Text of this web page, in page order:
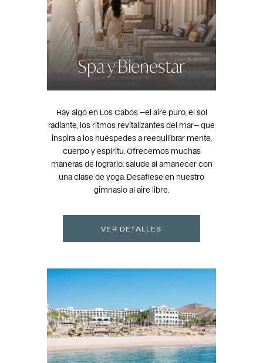
Spa y Bienestar
Hay algo en Los Cabos —el aire puro, el sol
radiante, los ritmos revitalizantes del mar— que
inspira a los huéspedes a reequilibrar mente,
cuerpo y espíritu. Ofrecemos muchas
maneras de lograrlo: salude al amanecer con
una clase de yoga. Desafíese en nuestro
gimnasio al aire libre.
VER DETALLES